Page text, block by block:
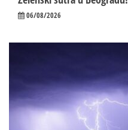
06/08/2026